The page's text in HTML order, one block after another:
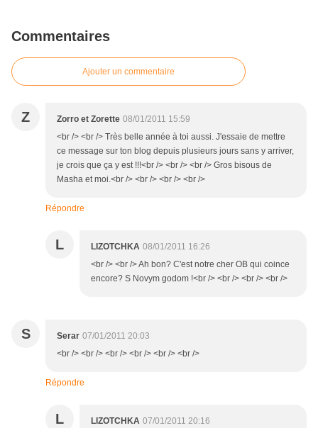
Commentaires
Ajouter un commentaire
Z Zorro et Zorette 08/01/2011 15:59
<br /> <br /> Très belle année à toi aussi. J'essaie de mettre
ce message sur ton blog depuis plusieurs jours sans y arriver,
je crois que ça y est !!!<br /> <br /> <br /> Gros bisous de
Masha et moi.<br /> <br /> <br /> <br />
Répondre
L LIZOTCHKA 08/01/2011 16:26
<br /> <br /> Ah bon? C'est notre cher OB qui coince
encore? S Novym godom !<br /> <br /> <br /> <br />
S Serar 07/01/2011 20:03
<br /> <br /> <br /> <br /> <br /> <br />
Répondre
L LIZOTCHKA 07/01/2011 20:16